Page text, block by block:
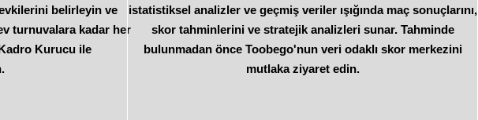
belirleyin ve
turnuvalara kadar her
Kurucu ile
istatistiksel analizler ve geçmiş veriler ışığında maç sonuçlarını,
skor tahminlerini ve stratejik analizleri sunar. Tahminde
bulunmadan önce Toobego'nun veri odaklı skor merkezini
mutlaka ziyaret edin.